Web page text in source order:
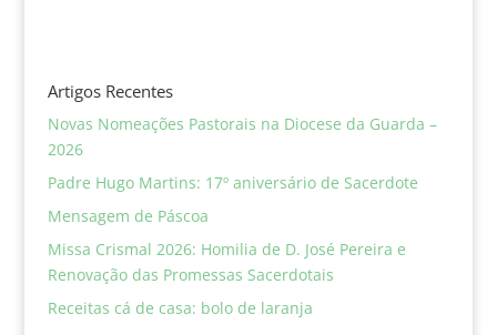
Artigos Recentes
Novas Nomeações Pastorais na Diocese da Guarda –
2026
Padre Hugo Martins: 17º aniversário de Sacerdote
Mensagem de Páscoa
Missa Crismal 2026: Homilia de D. José Pereira e
Renovação das Promessas Sacerdotais
Receitas cá de casa: bolo de laranja